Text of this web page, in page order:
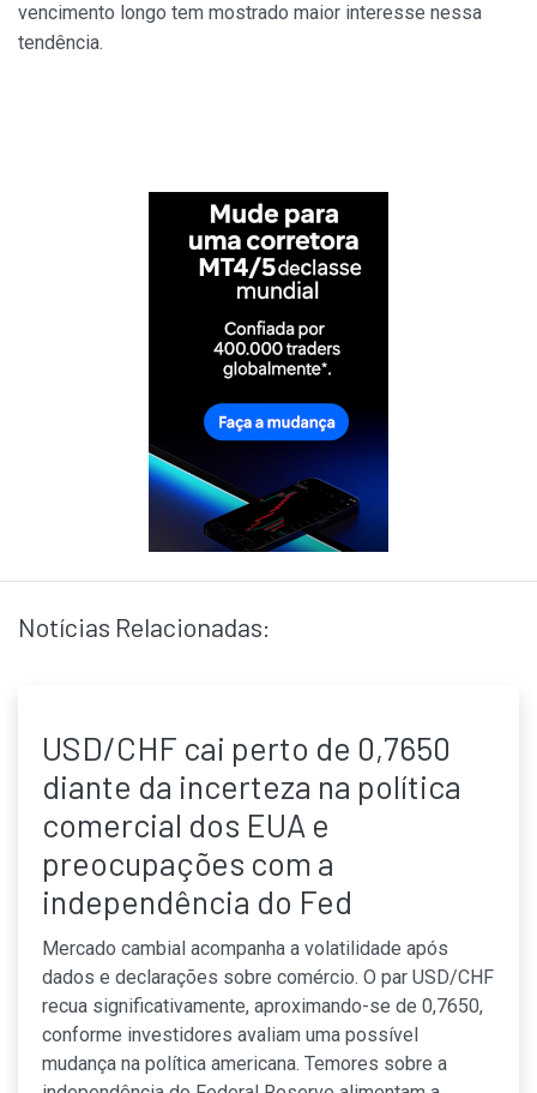
vencimento longo tem mostrado maior interesse nessa
tendência.
Notícias Relacionadas:
USD/CHF cai perto de 0,7650
diante da incerteza na política
comercial dos EUA e
preocupações com a
independência do Fed
Mercado cambial acompanha a volatilidade após
dados e declarações sobre comércio. O par USD/CHF
recua significativamente, aproximando-se de 0,7650,
conforme investidores avaliam uma possível
mudança na política americana. Temores sobre a